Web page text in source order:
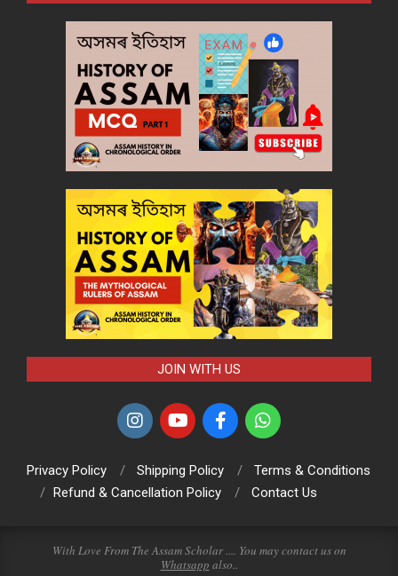
JOIN WITH US
Privacy Policy Shipping Policy
Terms & Conditions
Refund & Cancellation Policy
Contact Us
With Love From The Assam Scholar .... You may contact us on
Whatsapp also..